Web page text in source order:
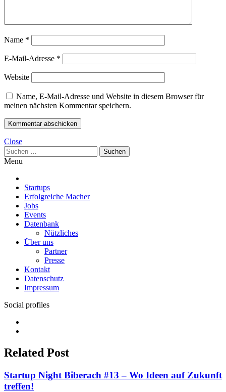
Name *
E-Mail-Adresse *
Website
Name, E-Mail-Adresse und Website in diesem Browser für
meinen nächsten Kommentar speichern.
Close
Suchen
nach:
Menu
Startups
Erfolgreiche Macher
Jobs
Events
Datenbank
Nützliches
Über uns
Partner
Presse
Kontakt
Datenschutz
Impressum
Social profiles
Related Post
Startup Night Biberach #13 – Wo Ideen auf Zukunft
treffen!